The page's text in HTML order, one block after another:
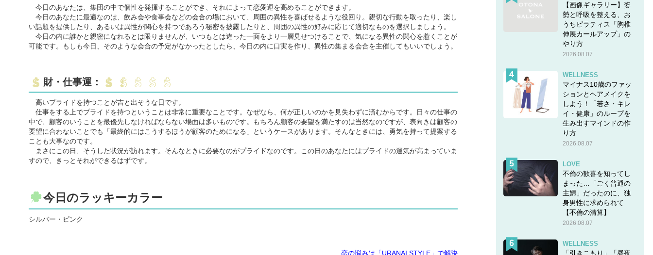
今日のあなたは、集団の中で個性を発揮することができ、それによって恋愛運を高めることができます。
今日のあなたに最適なのは、飲み会や食事会などの会合の場において、周囲の異性を喜ばせるような役回り。親切な行動を取ったり、楽し
い話題を提供したり、あるいは異性が関心を持つであろう秘密を披露したりと、周囲の異性の好みに応じて適切なものを選択しましょう。
今日の内に誰かと親密になれるとは限りませんが、いつもとは違った一面をより一層見せつけることで、気になる異性の関心を惹くことが
可能です。もしも今日、そのような会合の予定がなかったとしたら、今日の内に口実を作り、異性の集まる会合を主催してもいいでしょう。
財・仕事運：
高いプライドを持つことが吉と出そうな日です。
仕事をする上でプライドを持つということは非常に重要なことです。なぜなら、何が正しいのかを見失わずに済むからです。日々の仕事の
中で、顧客のいうことを最優先しなければならない場面は多いものです。もちろん顧客の要望を満たすのは当然なのですが、表向きは顧客の
要望に合わないことでも「最終的にはこうするほうが顧客のためになる」というケースがあります。そんなときには、勇気を持って提案する
ことも大事なのです。
まさにこの日、そうした状況が訪れます。そんなときに必要なのがプライドなのです。この日のあなたにはプライドの運気が高まっていま
すので、きっとそれができるはずです。
今日のラッキーカラー
シルバー・ピンク
恋の悩みは「URANAI STYLE」で解決
【画像ギャラリー】姿
勢と呼吸を整える、お
うちピラティス「胸椎
伸展カールアップ」の
やり方
2026.08.07
WELLNESS
マイナス10歳のファッ
ションとヘアメイクを
しよう！「若さ・キレ
イ・健康」のループを
生み出すマインドの作
り方
2026.08.07
LOVE
不倫の歓喜を知ってし
まった…「ごく普通の
主婦」だったのに、独
身男性に求められて
【不倫の清算】
2026.08.07
WELLNESS
「引きこもり」「昼夜